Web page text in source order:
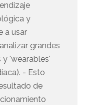
y
a usar
grandes
'wearables'
- Esto
de